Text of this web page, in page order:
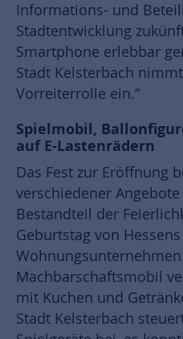
Informations- und
Stadtentwicklung
Smartphone erlebbar
Stadt Kelsterbach
Vorreiterrolle ein.“
Spielmobil,
auf E-Lastenrädern
Das Fest zur Eröffnung
verschiedener
Bestandteil der
Geburtstag von
Machbarschaftsmobil
mit Kuchen und
Stadt Kelsterbach